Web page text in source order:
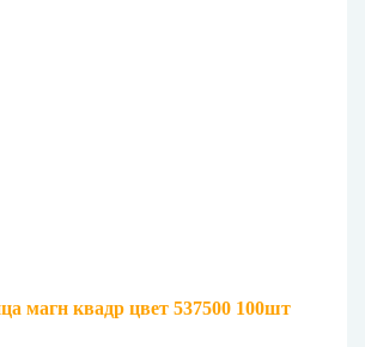
магн квадр цвет 537500 100шт